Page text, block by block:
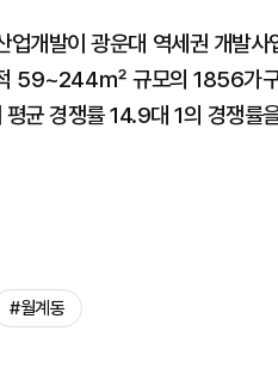
개발이 광운대 역세권 개발
59~244㎡ 규모의 1856가
균 경쟁률 14.9대 1의 경쟁률
#월계동